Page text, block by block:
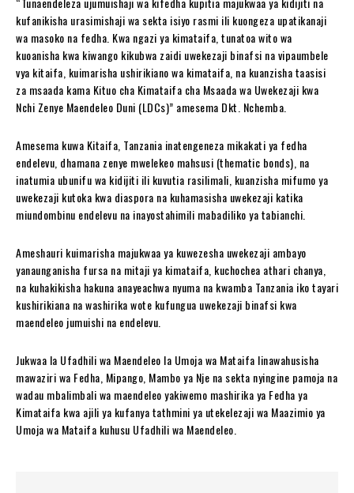
kufanikisha urasimishaji wa sekta isiyo rasmi ili kuongeza upatikanaji
wa masoko na fedha. Kwa ngazi ya kimataifa, tunatoa wito wa
kuoanisha kwa kiwango kikubwa zaidi uwekezaji binafsi na vipaumbele
vya kitaifa, kuimarisha ushirikiano wa kimataifa, na kuanzisha taasisi
za msaada kama Kituo cha Kimataifa cha Msaada wa Uwekezaji kwa
Nchi Zenye Maendeleo Duni (LDCs)” amesema Dkt. Nchemba.
Amesema kuwa Kitaifa, Tanzania inatengeneza mikakati ya fedha
endelevu, dhamana zenye mwelekeo mahsusi (thematic bonds), na
inatumia ubunifu wa kidijiti ili kuvutia rasilimali, kuanzisha mifumo ya
uwekezaji kutoka kwa diaspora na kuhamasisha uwekezaji katika
miundombinu endelevu na inayostahimili mabadiliko ya tabianchi.
Ameshauri kuimarisha majukwaa ya kuwezesha uwekezaji ambayo
yanaunganisha fursa na mitaji ya kimataifa, kuchochea athari chanya,
na kuhakikisha hakuna anayeachwa nyuma na kwamba Tanzania iko tayari
kushirikiana na washirika wote kufungua uwekezaji binafsi kwa
maendeleo jumuishi na endelevu.
Jukwaa la Ufadhili wa Maendeleo la Umoja wa Mataifa linawahusisha
mawaziri wa Fedha, Mipango, Mambo ya Nje na sekta nyingine pamoja na
wadau mbalimbali wa maendeleo yakiwemo mashirika ya Fedha ya
Kimataifa kwa ajili ya kufanya tathmini ya utekelezaji wa Maazimio ya
Umoja wa Mataifa kuhusu Ufadhili wa Maendeleo.